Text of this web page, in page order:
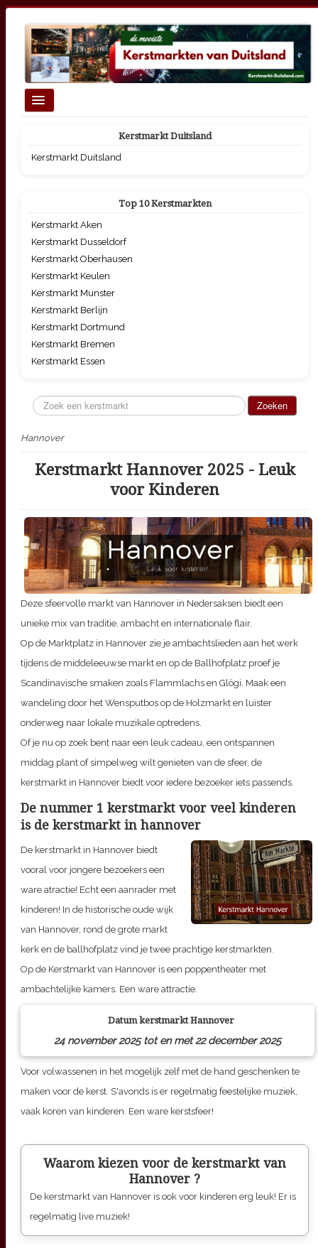
Schakelen
navigatie
Top 10 Grootste Kerstmarkten
Kerstmarkt Duitsland
Kerstmarkt Duitsland
Top 10 Kerstmarkten
Kerstmarkt Aken
Kerstmarkt Dusseldorf
Kerstmarkt Oberhausen
Kerstmarkt Keulen
Kerstmarkt Munster
Kerstmarkt Berlijn
Kerstmarkt Dortmund
Kerstmarkt Bremen
Kerstmarkt Essen
Zoeken... Zoeken
Hannover
Kerstmarkt Hannover 2025 - Leuk
voor Kinderen
Deze sfeervolle markt van Hannover in Nedersaksen biedt een
unieke mix van traditie, ambacht en internationale flair.
Op de Marktplatz in Hannover zie je ambachtslieden aan het werk
tijdens de middeleeuwse markt en op de Ballhofplatz proef je
Scandinavische smaken zoals Flammlachs en Glögi. Maak een
wandeling door het Wensputbos op de Holzmarkt en luister
onderweg naar lokale muzikale optredens.
Of je nu op zoek bent naar een leuk cadeau, een ontspannen
middag plant of simpelweg wilt genieten van de sfeer, de
kerstmarkt in Hannover biedt voor iedere bezoeker iets passends.
De nummer 1 kerstmarkt voor veel kinderen
is de kerstmarkt in hannover
De kerstmarkt in Hannover biedt
vooral voor jongere bezoekers een
ware atractie! Echt een aanrader met
kinderen! In de historische oude wijk
van Hannover, rond de grote markt
kerk en de ballhofplatz vind je twee prachtige kerstmarkten.
Op de Kerstmarkt van Hannover is een poppentheater met
ambachtelijke kamers. Een ware attractie.
Datum kerstmarktHannover
24 november 2025 tot en met 22 december 2025
Voor volwassenen in het mogelijk zelf met de hand geschenken te
maken voor de kerst. S'avonds is er regelmatig feestelijke muziek,
vaak koren van kinderen. Een ware kerstsfeer!
Waarom kiezen voor de kerstmarkt van
Hannover ?
De kerstmarkt van Hannover is ook voor kinderen erg leuk! Er is
regelmatig live muziek!